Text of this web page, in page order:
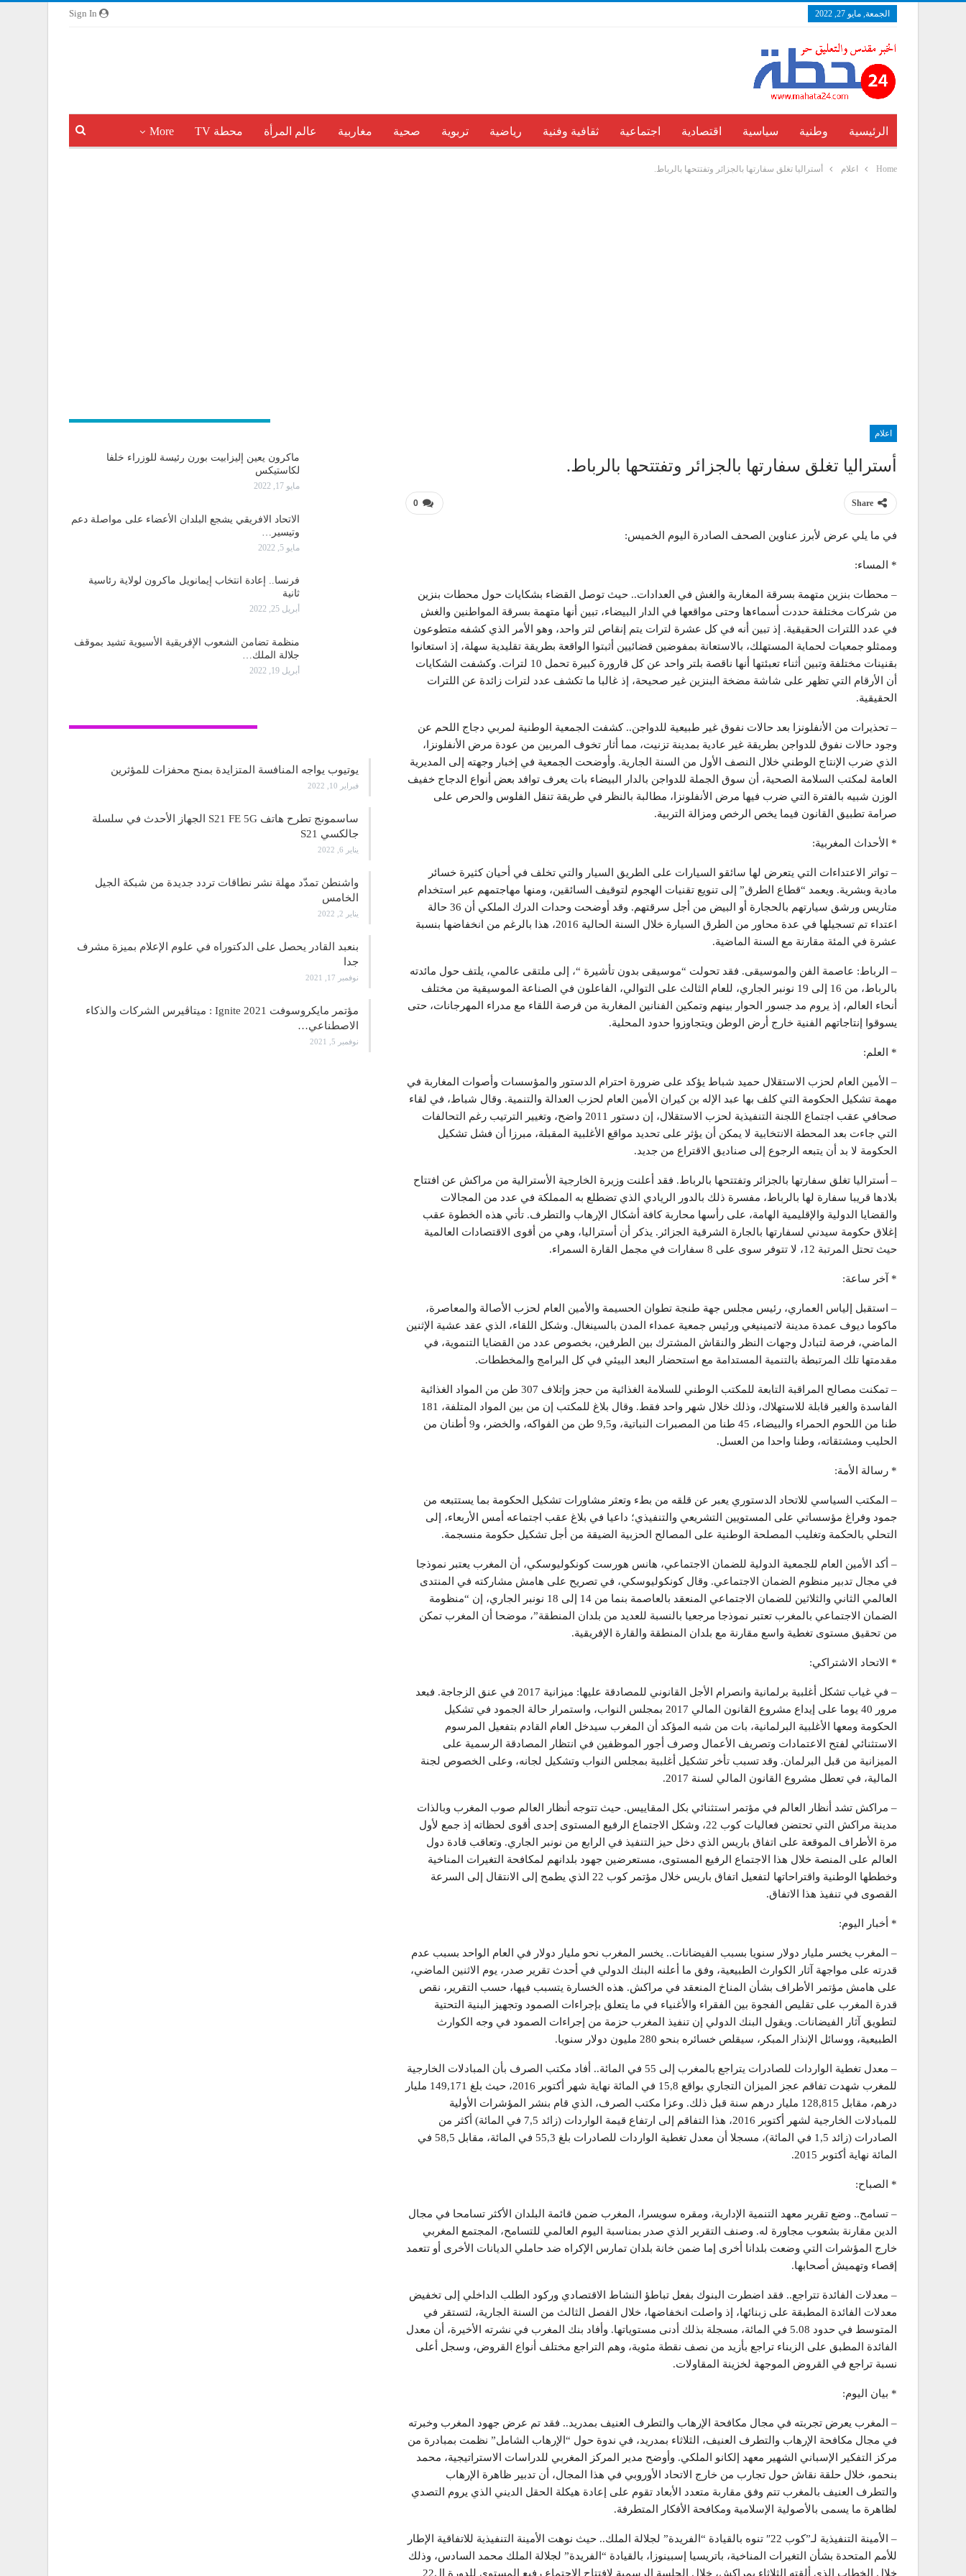
الجمعة, مايو 27, 2022
الرئيسية وطنية سياسية اقتصادية اجتماعية ثقافية وفنية رياضية تربوية صحية مغاربية عالم المرأة محطة TV More
Home اعلام أستراليا تغلق سفارتها بالجزائر وتفتتحها بالرباط.
اعلام
أستراليا تغلق سفارتها بالجزائر وتفتتحها بالرباط.
0 Share
في ما يلي عرض لأبرز عناوين الصحف الصادرة اليوم الخميس:
* المساء:
– محطات بنزين متهمة بسرقة المغاربة والغش في العدادات.. حيث توصل القضاء بشكايات حول محطات بنزين
من شركات مختلفة حددت أسماءها وحتى مواقعها في الدار البيضاء، تبين أنها متهمة بسرقة المواطنين والغش
في عدد اللترات الحقيقية. إذ تبين أنه في كل عشرة لترات يتم إنقاص لتر واحد، وهو الأمر الذي كشفه متطوعون
وممثلو جمعيات لحماية المستهلك، بالاستعانة بمفوضين قضائيين أثبتوا الواقعة بطريقة تقليدية سهلة، إذ استعانوا
بقنينات مختلفة وتبين أثناء تعبئتها أنها ناقصة بلتر واحد عن كل قارورة كبيرة تحمل 10 لترات. وكشفت الشكايات
أن الأرقام التي تظهر على شاشة مضخة البنزين غير صحيحة، إذ غالبا ما تكشف عدد لترات زائدة عن اللترات
الحقيقية.
– تحذيرات من الأنفلونزا بعد حالات نفوق غير طبيعية للدواجن.. كشفت الجمعية الوطنية لمربي دجاج اللحم عن
وجود حالات نفوق للدواجن بطريقة غير عادية بمدينة تزنيت، مما أثار تخوف المربين من عودة مرض الأنفلونزا،
الذي ضرب الإنتاج الوطني خلال النصف الأول من السنة الجارية. وأوضحت الجمعية في إخبار وجهته إلى المديرية
العامة لمكتب السلامة الصحية، أن سوق الجملة للدواجن بالدار البيضاء بات يعرف توافد بعض أنواع الدجاج خفيف
الوزن شبيه بالفترة التي ضرب فيها مرض الأنفلونزا، مطالبة بالنظر في طريقة تنقل الفلوس والحرص على
صرامة تطبيق القانون فيما يخص الرخص ومزالة التربية.
* الأحداث المغربية:
– تواتر الاعتداءات التي يتعرض لها سائقو السيارات على الطريق السيار والتي تخلف في أحيان كثيرة خسائر
مادية وبشرية. ويعمد “قطاع الطرق” إلى تنويع تقنيات الهجوم لتوقيف السائقين، ومنها مهاجتمهم عبر استخدام
متاريس ورشق سيارتهم بالحجارة أو البيض من أجل سرقتهم. وقد أوضحت وحدات الدرك الملكي أن 36 حالة
اعتداء تم تسجيلها في عدة محاور من الطرق السيارة خلال السنة الحالية 2016، هذا بالرغم من انخفاضها بنسبة
عشرة في المئة مقارنة مع السنة الماضية.
– الرباط: عاصمة الفن والموسيقى. فقد تحولت “موسيقى بدون تأشيرة “، إلى ملتقى عالمي، يلتف حول مائدته
بالرباط، من 16 إلى 19 نونبر الجاري، للعام الثالث على التوالي، الفاعلون في الصناعة الموسيقية من مختلف
أنحاء العالم، إذ يروم مد جسور الحوار بينهم وتمكين الفنانين المغاربة من فرصة اللقاء مع مدراء المهرجانات، حتى
يسوقوا إنتاجاتهم الفنية خارج أرض الوطن ويتجاوزوا حدود المحلية.
* العلم:
– الأمين العام لحزب الاستقلال حميد شباط يؤكد على ضرورة احترام الدستور والمؤسسات وأصوات المغاربة في
مهمة تشكيل الحكومة التي كلف بها عبد الإله بن كيران الأمين العام لحزب العدالة والتنمية. وقال شباط، في لقاء
صحافي عقب اجتماع اللجنة التنفيذية لحزب الاستقلال، إن دستور 2011 واضح، وتغيير الترتيب رغم التحالفات
التي جاءت بعد المحطة الانتخابية لا يمكن أن يؤثر على تحديد مواقع الأغلبية المقبلة، مبرزا أن فشل تشكيل
الحكومة لا بد أن يتبعه الرجوع إلى صناديق الاقتراع من جديد.
– أستراليا تغلق سفارتها بالجزائر وتفتتحها بالرباط. فقد أعلنت وزيرة الخارجية الأسترالية من مراكش عن افتتاح
بلادها قريبا سفارة لها بالرباط، مفسرة ذلك بالدور الريادي الذي تضطلع به المملكة في عدد من المجالات
والقضايا الدولية والإقليمية الهامة، على رأسها محاربة كافة أشكال الإرهاب والتطرف. تأتي هذه الخطوة عقب
إغلاق حكومة سيدني لسفارتها بالجارة الشرقية الجزائر. يذكر أن أستراليا، وهي من أقوى الاقتصادات العالمية
حيث تحتل المرتبة 12، لا تتوفر سوى على 8 سفارات في مجمل القارة السمراء.
* آخر ساعة:
– استقبل إلياس العماري، رئيس مجلس جهة طنجة تطوان الحسيمة والأمين العام لحزب الأصالة والمعاصرة،
ماكوما ديوف عمدة مدينة لاتمينيغي ورئيس جمعية عمداء المدن بالسينغال. وشكل اللقاء، الذي عقد عشية الإثنين
الماضي، فرصة لتبادل وجهات النظر والنقاش المشترك بين الطرفين، بخصوص عدد من القضايا التنموية، في
مقدمتها تلك المرتبطة بالتنمية المستدامة مع استحضار البعد البيئي في كل البرامج والمخططات.
– تمكنت مصالح المراقبة التابعة للمكتب الوطني للسلامة الغذائية من حجز وإتلاف 307 طن من المواد الغذائية
الفاسدة والغير قابلة للاستهلاك، وذلك خلال شهر واحد فقط. وقال بلاغ للمكتب إن من بين المواد المتلفة، 181
طنا من اللحوم الحمراء والبيضاء، 45 طنا من المصبرات النباتية، و9,5 طن من الفواكه، والخضر، و9 أطنان من
الحليب ومشتقاته، وطنا واحدا من العسل.
* رسالة الأمة:
– المكتب السياسي للاتحاد الدستوري يعبر عن قلقه من بطء وتعثر مشاورات تشكيل الحكومة بما يستتبعه من
جمود وفراغ مؤسساتي على المستويين التشريعي والتنفيذي؛ داعيا في بلاغ عقب اجتماعه أمس الأربعاء، إلى
التحلي بالحكمة وتغليب المصلحة الوطنية على المصالح الحزبية الضيقة من أجل تشكيل حكومة منسجمة.
– أكد الأمين العام للجمعية الدولية للضمان الاجتماعي، هانس هورست كونكوليوسكي، أن المغرب يعتبر نموذجا
في مجال تدبير منظوم الضمان الاجتماعي. وقال كونكوليوسكي، في تصريح على هامش مشاركته في المنتدى
العالمي الثاني والثلاثين للضمان الاجتماعي المنعقد بالعاصمة بنما من 14 إلى 18 نونبر الجاري، إن “منظومة
الضمان الاجتماعي بالمغرب تعتبر نموذجا مرجعيا بالنسبة للعديد من بلدان المنطقة”، موضحا أن المغرب تمكن
من تحقيق مستوى تغطية واسع مقارنة مع بلدان المنطقة والقارة الإفريقية.
* الاتحاد الاشتراكي:
– في غياب تشكل أغلبية برلمانية وانصرام الأجل القانوني للمصادقة عليها: ميزانية 2017 في عنق الزجاجة. فبعد
مرور 40 يوما على إيداع مشروع القانون المالي 2017 بمجلس النواب، واستمرار حالة الجمود في تشكيل
الحكومة ومعها الأغلبية البرلمانية، بات من شبه المؤكد أن المغرب سيدخل العام القادم بتفعيل المرسوم
الاستثنائي لفتح الاعتمادات وتصريف الأعمال وصرف أجور الموظفين في انتظار المصادقة الرسمية على
الميزانية من قبل البرلمان. وقد تسبب تأخر تشكيل أغلبية بمجلس النواب وتشكيل لجانه، وعلى الخصوص لجنة
المالية، في تعطل مشروع القانون المالي لسنة 2017.
– مراكش تشد أنظار العالم في مؤتمر استثنائي بكل المقاييس. حيث تتوجه أنظار العالم صوب المغرب وبالذات
مدينة مراكش التي تحتضن فعاليات كوب 22، وشكل الاجتماع الرفيع المستوى إحدى أقوى لحظاته إذ جمع لأول
مرة الأطراف الموقعة على اتفاق باريس الذي دخل حيز التنفيذ في الرابع من نونبر الجاري. وتعاقب قادة دول
العالم على المنصة خلال هذا الاجتماع الرفيع المستوى، مستعرضين جهود بلدانهم لمكافحة التغيرات المناخية
وخططها الوطنية واقتراحاتها لتفعيل اتفاق باريس خلال مؤتمر كوب 22 الذي يطمح إلى الانتقال إلى السرعة
القصوى في تنفيذ هذا الاتفاق.
* أخبار اليوم:
– المغرب يخسر مليار دولار سنويا بسبب الفيضانات.. يخسر المغرب نحو مليار دولار في العام الواحد بسبب عدم
قدرته على مواجهة آثار الكوارث الطبيعية، وفق ما أعلنه البنك الدولي في أحدث تقرير صدر، يوم الاثنين الماضي،
على هامش مؤتمر الأطراف بشأن المناخ المنعقد في مراكش. هذه الخسارة يتسبب فيها، حسب التقرير، نقص
قدرة المغرب على تقليص الفجوة بين الفقراء والأغنياء في ما يتعلق بإجراءات الصمود وتجهيز البنية التحتية
لتطويق آثار الفيضانات. ويقول البنك الدولي إن تنفيذ المغرب حزمة من إجراءات الصمود في وجه الكوارث
الطبيعية، ووسائل الإنذار المبكر، سيقلص خسائره بنحو 280 مليون دولار سنويا.
– معدل تغطية الواردات للصادرات يتراجع بالمغرب إلى 55 في المائة.. أفاد مكتب الصرف بأن المبادلات الخارجية
للمغرب شهدت تفاقم عجز الميزان التجاري بواقع 15,8 في المائة نهاية شهر أكتوبر 2016، حيث بلغ 149,171 مليار
درهم، مقابل 128,815 مليار درهم سنة قبل ذلك. وعزا مكتب الصرف، الذي قام بنشر المؤشرات الأولية
للمبادلات الخارجية لشهر أكتوبر 2016، هذا التفاقم إلى ارتفاع قيمة الواردات (زائد 7,5 في المائة) أكثر من
الصادرات (زائد 1,5 في المائة)، مسجلا أن معدل تغطية الواردات للصادرات بلغ 55,3 في المائة، مقابل 58,5 في
المائة نهاية أكتوبر 2015.
* الصباح:
– تسامح.. وضع تقرير معهد التنمية الإدارية، ومقره سويسرا، المغرب ضمن قائمة البلدان الأكثر تسامحا في مجال
الدين مقارنة بشعوب مجاورة له. وصنف التقرير الذي صدر بمناسبة اليوم العالمي للتسامح، المجتمع المغربي
خارج المؤشرات التي وضعت بلدانا أخرى إما ضمن خانة بلدان تمارس الإكراه ضد حاملي الديانات الأخرى أو تتعمد
إقصاء وتهميش أصحابها.
– معدلات الفائدة تتراجع.. فقد اضطرت البنوك بفعل تباطؤ النشاط الاقتصادي وركود الطلب الداخلي إلى تخفيض
معدلات الفائدة المطبقة على زبنائها، إذ واصلت انخفاضها، خلال الفصل الثالث من السنة الجارية، لتستقر في
المتوسط في حدود 5.08 في المائة، مسجلة بذلك أدنى مستوياتها. وأفاد بنك المغرب في نشرته الأخيرة، أن معدل
الفائدة المطبق على الزبناء تراجع بأزيد من نصف نقطة مئوية، وهم التراجع مختلف أنواع القروض، وسجل أعلى
نسبة تراجع في القروض الموجهة لخزينة المقاولات.
* بيان اليوم:
– المغرب يعرض تجربته في مجال مكافحة الإرهاب والتطرف العنيف بمدريد.. فقد تم عرض جهود المغرب وخبرته
في مجال مكافحة الإرهاب والتطرف العنيف، الثلاثاء بمدريد، في ندوة حول “الإرهاب الشامل” نظمت بمبادرة من
مركز التفكير الإسباني الشهير معهد إلكانو الملكي. وأوضح مدير المركز المغربي للدراسات الاستراتيجية، محمد
بنحمو، خلال حلقة نقاش حول تجارب من خارج الاتحاد الأوروبي في هذا المجال، أن تدبير ظاهرة الإرهاب
والتطرف العنيف بالمغرب تتم وفق مقاربة متعدد الأبعاد تقوم على إعادة هيكلة الحقل الديني الذي يروم التصدي
لظاهرة ما يسمى بالأصولية الإسلامية ومكافحة الأفكار المتطرفة.
– الأمينة التنفيذية لـ”كوب 22″ تنوه بالقيادة “الفريدة” لجلالة الملك.. حيث نوهت الأمينة التنفيذية للاتفاقية الإطار
للأمم المتحدة بشأن التغيرات المناخية، باتريسيا إسبينوزا، بالقيادة “الفريدة” لجلالة الملك محمد السادس، وذلك
خلال الخطاب الذي ألقته الثلاثاء بمراكش، خلال الجلسة الرسمية لافتتاح الاجتماع رفيع المستوى للدورة ال22
ماكرون يعين إليزابيت بورن رئيسة للوزراء خلفا
لكاستيكس
مايو 17, 2022
الاتحاد الافريقي يشجع البلدان الأعضاء على مواصلة دعم
وتيسير…
مايو 5, 2022
فرنسا.. إعادة انتخاب إيمانويل ماكرون لولاية رئاسية
ثانية
أبريل 25, 2022
منظمة تضامن الشعوب الإفريقية الأسيوية تشيد بموقف
جلالة الملك…
أبريل 19, 2022
يوتيوب يواجه المنافسة المتزايدة بمنح محفزات للمؤثرين
فبراير 10, 2022
ساسمونج تطرح هاتف S21 FE 5G الجهاز الأحدث في سلسلة
جالكسي S21
يناير 6, 2022
واشنطن تمدّد مهلة نشر نطاقات تردد جديدة من شبكة الجيل
الخامس
يناير 2, 2022
بنعبد القادر يحصل على الدكتوراه في علوم الإعلام بميزة مشرف
جدا
نوفمبر 17, 2021
مؤتمر مايكروسوفت Ignite 2021 : ميتاڤيرس الشركات والذكاء
الاصطناعي…
نوفمبر 5, 2021